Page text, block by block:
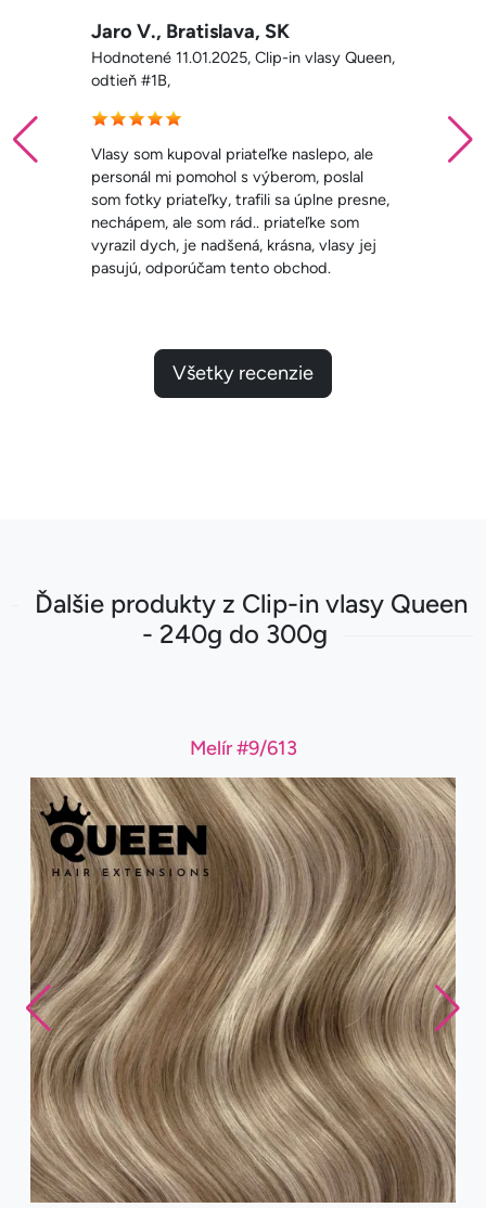
Jaro V., Bratislava, SK
Hodnotené 11.01.2025, Clip-in vlasy Queen,
odtieň #1B,
Vlasy som kupoval priateľke naslepo, ale
personál mi pomohol s výberom, poslal
som fotky priateľky, trafili sa úplne presne,
nechápem, ale som rád.. priateľke som
vyrazil dych, je nadšená, krásna, vlasy jej
pasujú, odporúčam tento obchod.
Všetky recenzie
Ďalšie produkty z Clip-in vlasy Queen
- 240g do 300g
Melír #9/613